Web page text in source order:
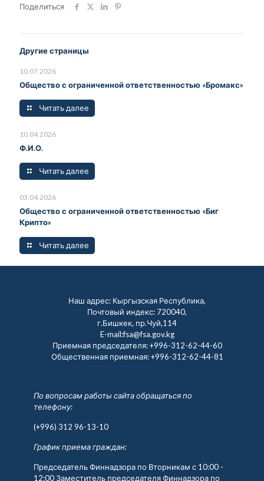
Поделиться
Другие страницы
10.07.2026
Общество с ограниченной ответственностью «Бромакс»
Читать далее
10.04.2026
Ф.И.О.
Читать далее
03.04.2026
Общество с ограниченной ответственностью «Биг
Крипто»
Читать далее
Наш адрес: Кыргызская Республика,
Почтовый индекс: 720040,
г.Бишкек, пр.Чуй,114
E-mail:fsa@fsa.gov.kg
Приемная председателя:+996-312-62-44-60
Общественная приемная:+996-312-62-44-81
По вопросам работы сайта обращаться по
телефону:
(+996) 312 96-13-10
График приема граждан:
Председатель Финнадзора по Вторникам с 10:00 -
12:00 Заместитель председателя Финнадзора по